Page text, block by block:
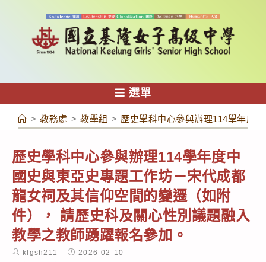
容
選單
> 教務處 > 教學組 > 歷史學科中心參與辦理114學年度
歷史學科中心參與辦理114學年度中
國史與東亞史專題工作坊－宋代成都
龍女祠及其信仰空間的變遷（如附
件）， 請歷史科及關心性別議題融入
教學之教師踴躍報名參加。
Postklgsh211
Post2026-02-10